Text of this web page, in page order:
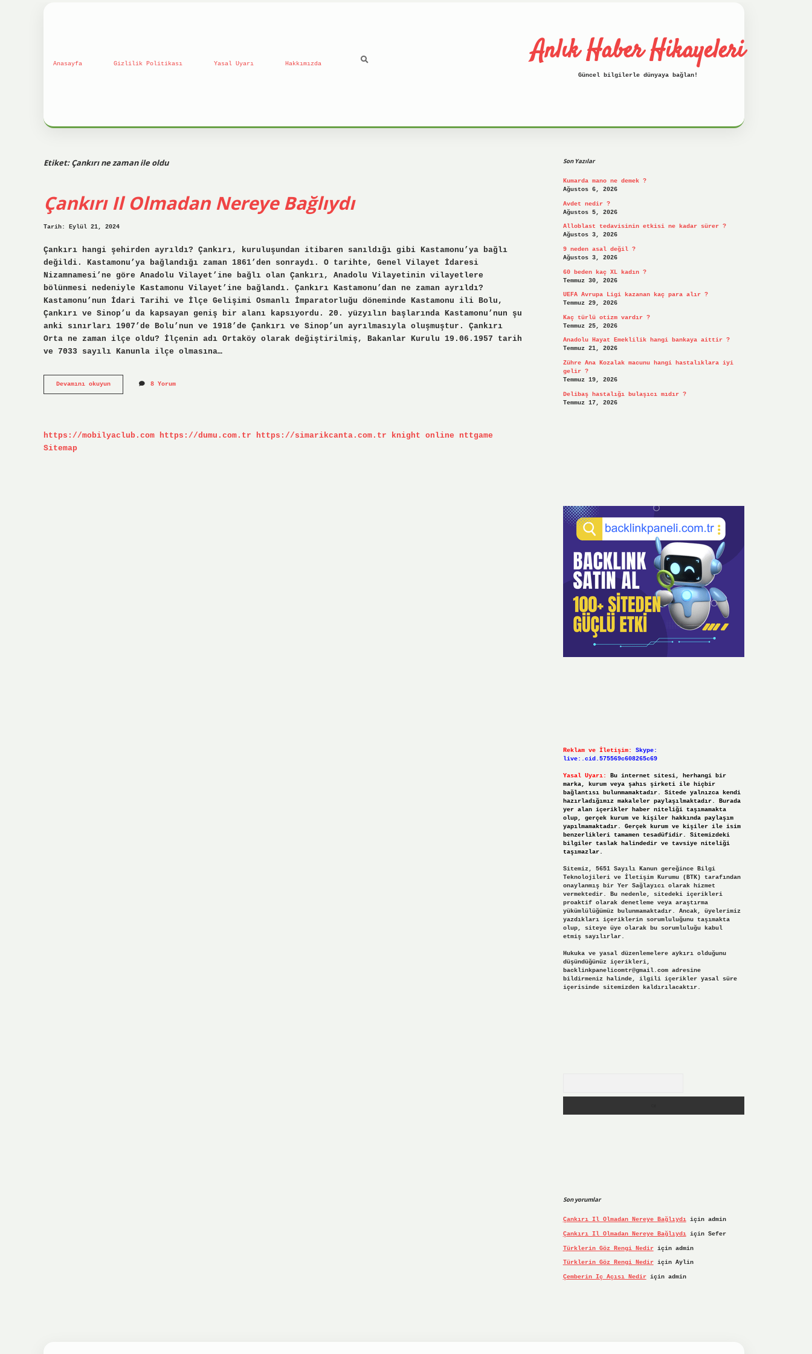
Anasayfa Gizlilik Politikası Yasal Uyarı Hakkımızda Anlık Haber Hikayeleri
Güncel bilgilerle dünyaya bağlan!
Etiket:Çankırı ne zaman ile oldu
Çankırı Il Olmadan Nereye Bağlıydı
Tarih: Eylül 21, 2024
Çankırı hangi şehirden ayrıldı? Çankırı, kuruluşundan itibaren sanıldığı gibi Kastamonu’ya bağlı
değildi. Kastamonu’ya bağlandığı zaman 1861’den sonraydı. O tarihte, Genel Vilayet İdaresi
Nizamnamesi’ne göre Anadolu Vilayet’ine bağlı olan Çankırı, Anadolu Vilayetinin vilayetlere
bölünmesi nedeniyle Kastamonu Vilayet’ine bağlandı. Çankırı Kastamonu’dan ne zaman ayrıldı?
Kastamonu’nun İdari Tarihi ve İlçe Gelişimi Osmanlı İmparatorluğu döneminde Kastamonu ili Bolu,
Çankırı ve Sinop’u da kapsayan geniş bir alanı kapsıyordu. 20. yüzyılın başlarında Kastamonu’nun şu
anki sınırları 1907’de Bolu’nun ve 1918’de Çankırı ve Sinop’un ayrılmasıyla oluşmuştur. Çankırı
Orta ne zaman ilçe oldu? İlçenin adı Ortaköy olarak değiştirilmiş, Bakanlar Kurulu 19.06.1957 tarih
ve 7033 sayılı Kanunla ilçe olmasına…
Devamını okuyunÇankırı
Il
8 Yorum
https://mobilyaclub.com https://dumu.com.tr https://simarikcanta.com.tr knight online
nttgame
Sitemap
Son Yazılar
Kumarda mano ne demek ?
Ağustos 6, 2026
Avdet nedir ?
Ağustos 5, 2026
Alloblast tedavisinin etkisi ne kadar sürer ?
Ağustos 3, 2026
9 neden asal değil ?
Ağustos 3, 2026
60 beden kaç XL kadın ?
Temmuz 30, 2026
UEFA Avrupa Ligi kazanan kaç para alır ?
Temmuz 29, 2026
Kaç türlü otizm vardır ?
Temmuz 25, 2026
Anadolu Hayat Emeklilik hangi bankaya aittir ?
Temmuz 21, 2026
Zühre Ana Kozalak macunu hangi hastalıklara iyi
gelir ?
Temmuz 19, 2026
Delibaş hastalığı bulaşıcı mıdır ?
Temmuz 17, 2026
Reklam ve İletişim:
Skype:
live:.cid.575569c608265c69
Yasal Uyarı:
Bu internet sitesi, herhangi bir
marka, kurum veya şahıs şirketi ile hiçbir
bağlantısı bulunmamaktadır. Sitede yalnızca kendi
hazırladığımız makaleler paylaşılmaktadır. Burada
yer alan içerikler haber niteliği taşımamakta
olup, gerçek kurum ve kişiler hakkında paylaşım
yapılmamaktadır. Gerçek kurum ve kişiler ile isim
benzerlikleri tamamen tesadüfidir. Sitemizdeki
bilgiler taslak halindedir ve tavsiye niteliği
taşımazlar.
Sitemiz, 5651 Sayılı Kanun gereğince Bilgi
Teknolojileri ve İletişim Kurumu (BTK) tarafından
onaylanmış bir Yer Sağlayıcı olarak hizmet
vermektedir. Bu nedenle, sitedeki içerikleri
proaktif olarak denetleme veya araştırma
yükümlülüğümüz bulunmamaktadır. Ancak, üyelerimiz
yazdıkları içeriklerin sorumluluğunu taşımakta
olup, siteye üye olarak bu sorumluluğu kabul
etmiş sayılırlar.
Hukuka ve yasal düzenlemelere aykırı olduğunu
düşündüğünüz içerikleri,
backlinkpanelicomtr@gmail.comadresine
bildirmeniz halinde, ilgili içerikler yasal süre
içerisinde sitemizden kaldırılacaktır.
Son yorumlar
Çankırı Il Olmadan Nereye Bağlıydıiçin admin
Çankırı Il Olmadan Nereye Bağlıydıiçin Sefer
Türklerin Göz Rengi Nediriçin admin
Türklerin Göz Rengi Nediriçin Aylin
Çemberin Iç Açısı Nediriçin admin